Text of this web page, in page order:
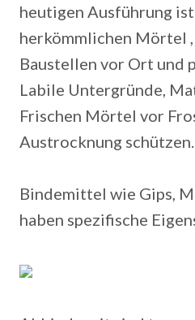
heutigen Ausführung
herkömmlichen Mörtel
Baustellen vor Ort und
Labile Untergründe,
Frischen Mörtel vor
Austrocknung schützen.
Bindemittel wie Gips,
haben spezifische